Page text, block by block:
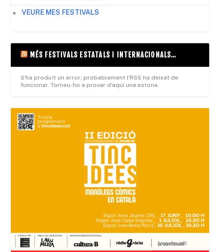
VEURE MES FESTIVALS
MÉS FESTIVALS ESTATALS I INTERNACIONALS…
S'ha produït un error; probablement l'RSS ha deixat de
funcionar. Torneu-ho a provar d'aquí una estona.